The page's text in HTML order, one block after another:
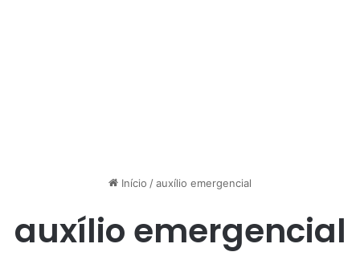
Início /auxílio emergencial
auxílio emergencial